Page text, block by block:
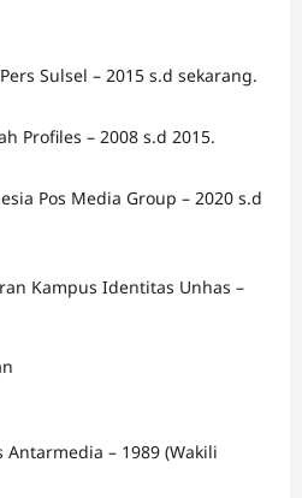
Sulsel – 2015 s.d sekarang.
Profiles – 2008 s.d 2015.
Pos Media Group – 2020 s.d
Kampus Identitas Unhas –
Antarmedia – 1989 (Wakili